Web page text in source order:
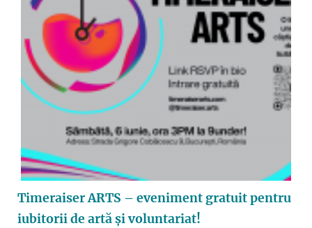
Timeraiser ARTS – eveniment gratuit pentru
iubitorii de artă și voluntariat!